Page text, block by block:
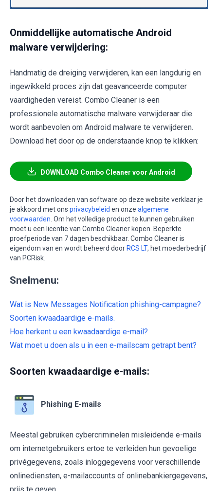
Onmiddellijke automatische Android
malware verwijdering:
Handmatig de dreiging verwijderen, kan een langdurig en
ingewikkeld proces zijn dat geavanceerde computer
vaardigheden vereist. Combo Cleaner is een
professionele automatische malware verwijderaar die
wordt aanbevolen om Android malware te verwijderen.
Download het door op de onderstaande knop te klikken:
DOWNLOAD Combo Cleaner voor Android
Door het downloaden van software op deze website verklaar je
je akkoord met ons privacybeleid en onze algemene
voorwaarden . Om het volledige product te kunnen gebruiken
moet u een licentie van Combo Cleaner kopen. Beperkte
proefperiode van 7 dagen beschikbaar. Combo Cleaner is
eigendom van en wordt beheerd door RCS LT, het moederbedrijf
van PCRisk.
Snelmenu:
Wat is New Messages Notification phishing-campagne?
Soorten kwaadaardige e-mails.
Hoe herkent u een kwaadaardige e-mail?
Wat moet u doen als u in een e-mailscam getrapt bent?
Soorten kwaadaardige e-mails:
Phishing E-mails
Meestal gebruiken cybercriminelen misleidende e-mails
om internetgebruikers ertoe te verleiden hun gevoelige
privégegevens, zoals inloggegevens voor verschillende
onlinediensten, e-mailaccounts of onlinebankiergegevens,